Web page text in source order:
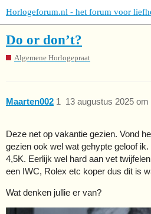
Horlogeforum.nl - het forum voor
Do or don’t?
Algemene Horlogepraat
Maarten002 13 augustus 2025 om
1
Deze net op vakantie gezien. Vond
gezien ook wel wat gehypte geloof
4,5K. Eerlijk wel hard aan vet
een IWC, Rolex etc koper dus dit is
Wat denken jullie er van?